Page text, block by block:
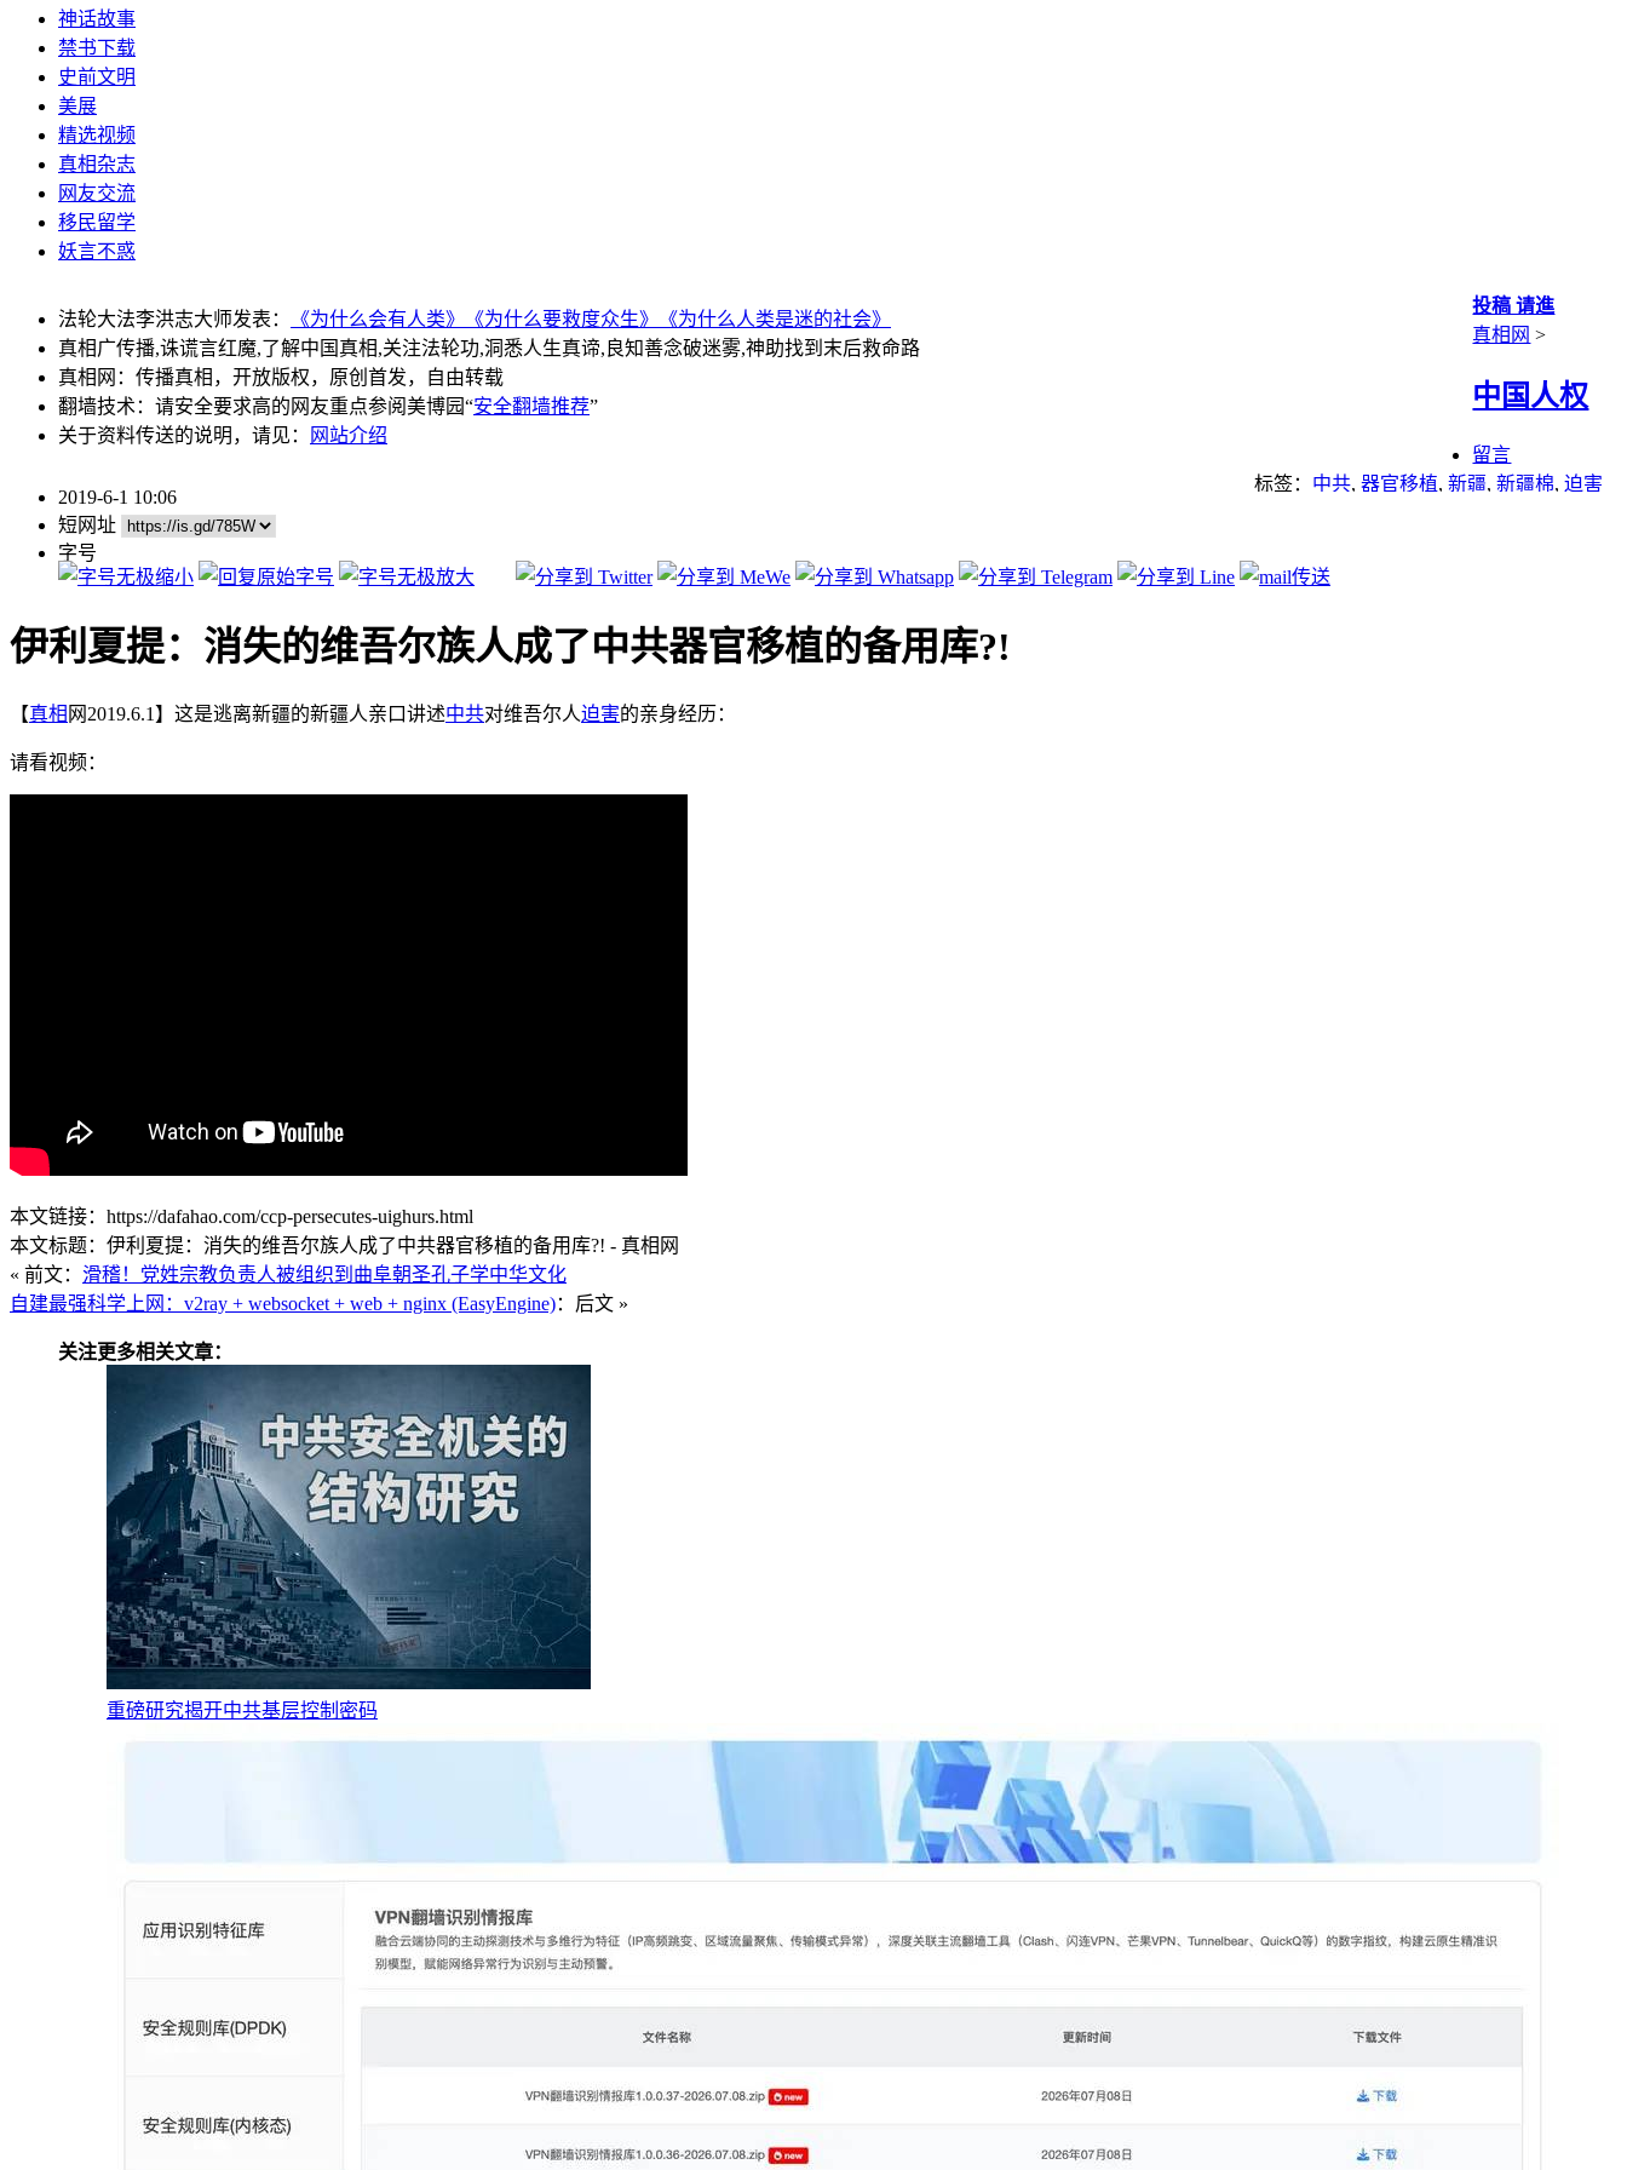
神话故事
禁书下载
史前文明
美展
精选视频
真相杂志
网友交流
移民留学
妖言不惑
法轮大法李洪志大师发表： 《为什么会有人类》 《为什么要救度众生》
《为什么人类是迷的社会》
真相广传播,诛谎言红魔,了解中国真相,关注法轮功,洞悉人生真谛,良知善念破迷雾,神助找到末后救命路
真相网：传播真相，开放版权，原创首发，自由转载
翻墙技术：请安全要求高的网友重点参阅美博园“安全翻墙推荐”
关于资料传送的说明，请见：
网站介绍
投稿 请進
真相网 >
中国人权
留言
标签： 中共, 器官移植, 新疆, 新疆棉, 迫害
2019-6-1 10:06
短网址
字号
伊利夏提：消失的维吾尔族人成了中共器官移植的备用库?!
【真相 网2019.6.1】这是逃离新疆的新疆人亲口讲述中共对维吾尔人迫害的亲身经历：
请看视频：
本文链接：https://dafahao.com/ccp-persecutes-uighurs.html
本文标题：伊利夏提：消失的维吾尔族人成了中共器官移植的备用库?! - 真相网
« 前文： 滑稽！党姓宗教负责人被组织到曲阜朝圣孔子学中华文化
自建最强科学上网：v2ray + websocket + web + nginx (EasyEngine)：后文 »
关注更多相关文章：
重磅研究揭开中共基层控制密码